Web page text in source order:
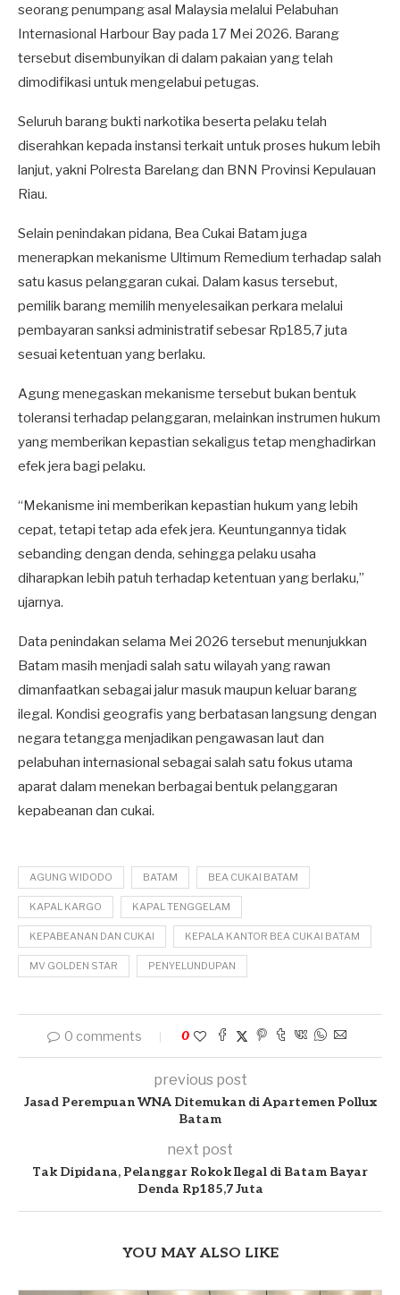
seorang penumpang asal Malaysia melalui Pelabuhan
Internasional Harbour Bay pada 17 Mei 2026. Barang
tersebut disembunyikan di dalam pakaian yang telah
dimodifikasi untuk mengelabui petugas.
Seluruh barang bukti narkotika beserta pelaku telah
diserahkan kepada instansi terkait untuk proses hukum lebih
lanjut, yakni Polresta Barelang dan BNN Provinsi Kepulauan
Riau.
Selain penindakan pidana, Bea Cukai Batam juga
menerapkan mekanisme Ultimum Remedium terhadap salah
satu kasus pelanggaran cukai. Dalam kasus tersebut,
pemilik barang memilih menyelesaikan perkara melalui
pembayaran sanksi administratif sebesar Rp185,7 juta
sesuai ketentuan yang berlaku.
Agung menegaskan mekanisme tersebut bukan bentuk
toleransi terhadap pelanggaran, melainkan instrumen hukum
yang memberikan kepastian sekaligus tetap menghadirkan
efek jera bagi pelaku.
“Mekanisme ini memberikan kepastian hukum yang lebih
cepat, tetapi tetap ada efek jera. Keuntungannya tidak
sebanding dengan denda, sehingga pelaku usaha
diharapkan lebih patuh terhadap ketentuan yang berlaku,”
ujarnya.
Data penindakan selama Mei 2026 tersebut menunjukkan
Batam masih menjadi salah satu wilayah yang rawan
dimanfaatkan sebagai jalur masuk maupun keluar barang
ilegal. Kondisi geografis yang berbatasan langsung dengan
negara tetangga menjadikan pengawasan laut dan
pelabuhan internasional sebagai salah satu fokus utama
aparat dalam menekan berbagai bentuk pelanggaran
kepabeanan dan cukai.
AGUNG WIDODO BATAM BEA CUKAI BATAM
KAPAL KARGO KAPAL TENGGELAM
KEPABEANAN DAN CUKAI KEPALA KANTOR BEA CUKAI BATAM
MV GOLDEN STAR PENYELUNDUPAN
0 comments 0
previous post
Jasad Perempuan WNA Ditemukan di Apartemen Pollux
Batam
next post
Tak Dipidana, Pelanggar Rokok Ilegal di Batam Bayar
Denda Rp185,7 Juta
YOU MAY ALSO LIKE